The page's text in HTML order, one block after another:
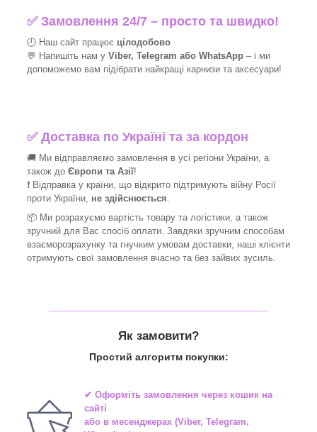
✅Замовлення 24/7 – просто та швидко!
🕘 Наш сайт працює цілодобово
💬 Напишіть нам у Viber, Telegram або WhatsApp – і ми
допоможемо вам підібрати найкращі карнизи та аксесуари!
✅Доставка по Україні та за кордон
🚚 Ми відправляємо замовлення в усі регіони України, а
також до Європи та Азії!
❗ Відправка у країни, що відкрито підтримують війну Росії
проти України, не здійснюється
📦 Ми розрахуємо вартість товару та логістики, а також
зручний для Вас спосіб оплати. Завдяки зручним способам
взаєморозрахунку та гнучким умовам доставки, наші клієнти
отримують свої замовлення вчасно та без зайвих зусиль.
Як замовити?
Простий алгоритм покупки:
✔ Оформіть замовлення через кошик на
сайті
або в месенджерах(Viber, Telegram,